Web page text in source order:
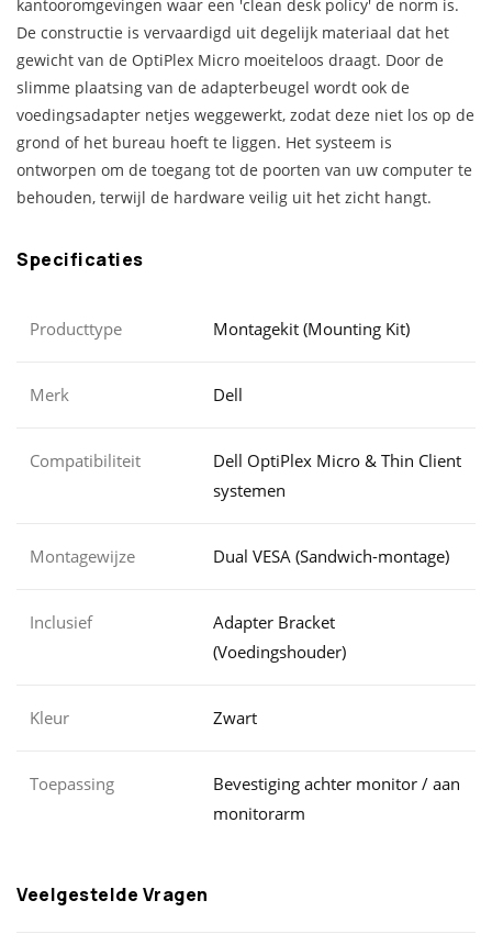
kantooromgevingen waar een 'clean desk policy' de norm is.
De constructie is vervaardigd uit degelijk materiaal dat het
gewicht van de OptiPlex Micro moeiteloos draagt. Door de
slimme plaatsing van de adapterbeugel wordt ook de
voedingsadapter netjes weggewerkt, zodat deze niet los op de
grond of het bureau hoeft te liggen. Het systeem is
ontworpen om de toegang tot de poorten van uw computer te
behouden, terwijl de hardware veilig uit het zicht hangt.
Specificaties
Producttype Montagekit (Mounting Kit)
Merk Dell
Compatibiliteit
Dell OptiPlex Micro & Thin Client
systemen
Montagewijze Dual VESA (Sandwich-montage)
Inclusief
Adapter Bracket
(Voedingshouder)
Kleur Zwart
Toepassing
Bevestiging achter monitor / aan
monitorarm
Veelgestelde Vragen